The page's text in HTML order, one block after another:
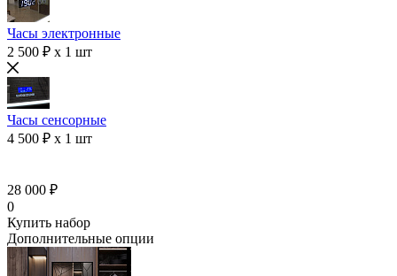
Часы электронные
2 500 ₽ x 1 шт
Часы сенсорные
4 500 ₽ x 1 шт
28 000 ₽
0
Купить набор
Дополнительные опции